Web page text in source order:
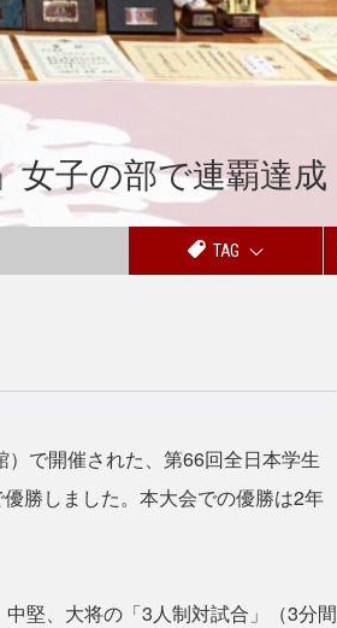
女子の部で連覇達成
TAG
で開催された、第66回全日本学生
勝しました。本大会での優勝は2年
堅、大将の「3人制対試合」（3分間